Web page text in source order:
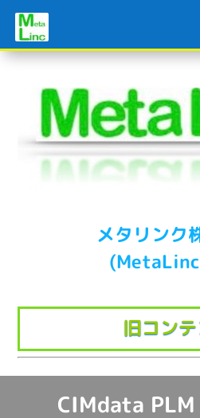
メタリンク
旧コン
CIMdata